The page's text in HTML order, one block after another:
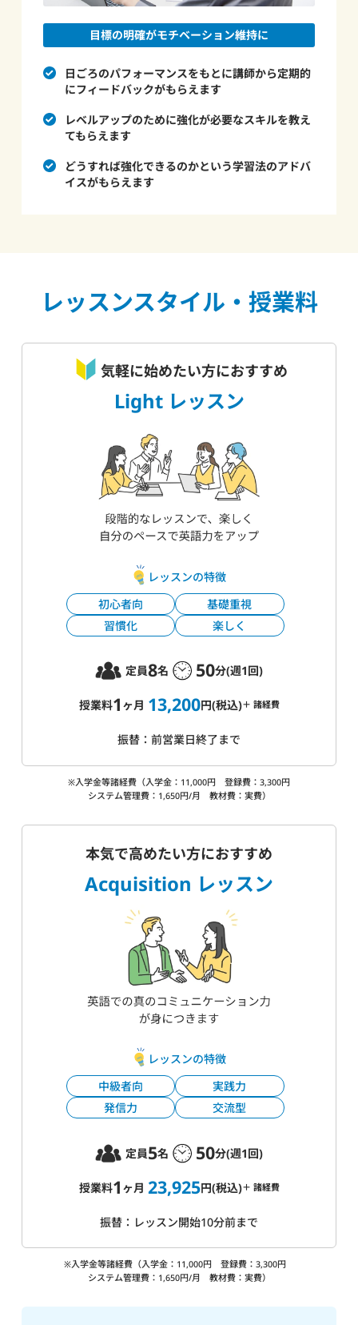
目標の明確がモチベーション維持に
日ごろのパフォーマンスをもとに講師から定期的
にフィードバックがもらえます
レベルアップのために強化が必要なスキルを教え
てもらえます
どうすれば強化できるのかという学習法のアドバ
イスがもらえます
レッスンスタイル・授業料
気軽に始めたい方におすすめ
Light レッスン
レッスンの特徴
初心者向
基礎重視
習慣化
楽しく
定員8名 50分(週1回)
授業料1 ヶ月 13,200円(税込)＋ 諸経費
振替：前営業日終了まで
※入学金等諸経費（入学金：11,000円 登録費：3,300円
システム管理費：1,650円/月 教材費：実費）
本気で高めたい方におすすめ
Acquisition レッスン
レッスンの特徴
中級者向
実践力
発信力
交流型
定員5名 50分(週1回)
授業料1 ヶ月 23,925円(税込)＋ 諸経費
振替：レッスン開始10分前まで
※入学金等諸経費（入学金：11,000円 登録費：3,300円
システム管理費：1,650円/月 教材費：実費）